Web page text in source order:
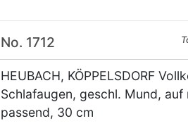
No. 1712
HEUBACH, KÖPPELSDORF
Schlafaugen, geschl. Mund,
passend, 30 cm